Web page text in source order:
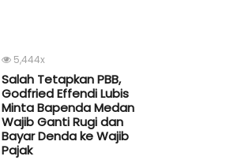
5,444x
Salah Tetapkan PBB,
Godfried Effendi Lubis
Minta Bapenda Medan
Wajib Ganti Rugi dan
Bayar Denda ke Wajib
Pajak